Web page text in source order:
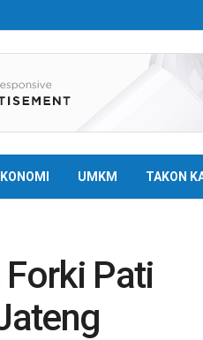
UMKM TAKON
Pati